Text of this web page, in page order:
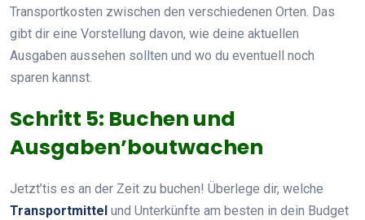
Transportkosten zwischen den verschiedenen Orten. Das
gibt dir eine Vorstellung davon, wie deine aktuellen
Ausgaben aussehen sollten und wo du eventuell noch
sparen kannst.
Schritt 5: Buchen und
Ausgaben’boutwachen
Jetzt’tis es an der Zeit zu buchen! Überlege dir, welche
Transportmittel und Unterkünfte am besten in dein Budget